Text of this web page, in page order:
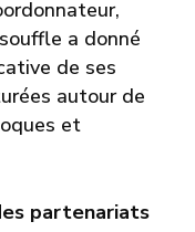
a donné
de ses
autour de
et
partenariats